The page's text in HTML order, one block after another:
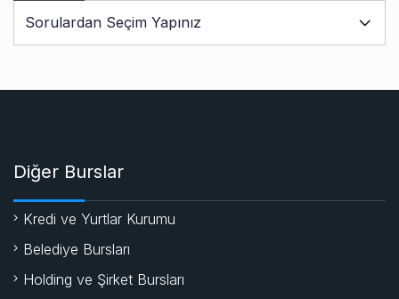
Diğer Burslar
Kredi ve Yurtlar Kurumu
Belediye Bursları
Holding ve Şirket Bursları